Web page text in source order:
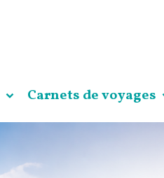
Carnets de voyages